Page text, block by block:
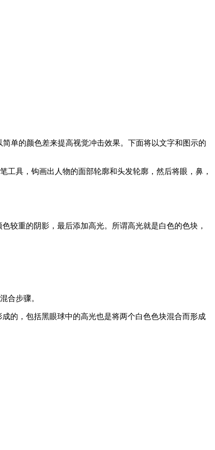
单的颜色差来提高视觉冲击效果。下面将以文字和图示的
具，钩画出人物的面部轮廓和头发轮廓，然后将眼，鼻，
较重的阴影，最后添加高光。所谓高光就是白色的色块，
合步骤。
的，包括黑眼球中的高光也是将两个白色色块混合而形成